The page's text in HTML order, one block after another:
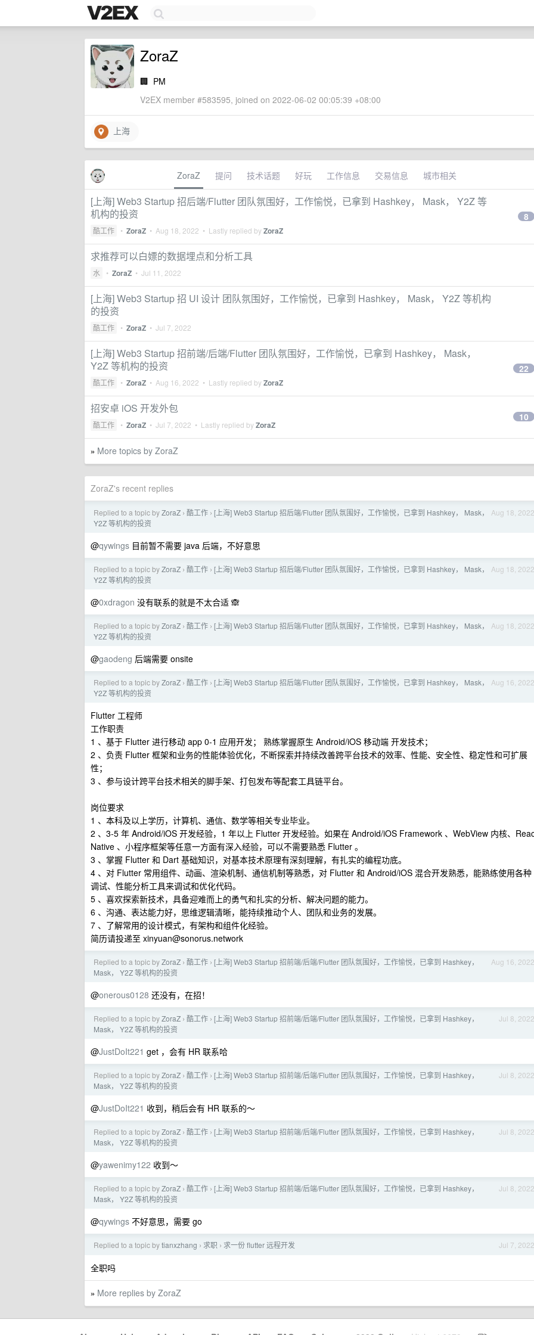
ZoraZ
🏢 PM
V2EX member #583595, joined on 2022-06-02 00:05:39 +08:00
上海
ZoraZ 提问 技术话题 好玩 工作信息 交易信息 城市相关
[上海] Web3 Startup 招后端/Flutter 团队氛围好，工作愉悦，已拿到 Hashkey， Mask， Y2Z 等
机构的投资
酷工作 • ZoraZ • Aug 18, 2022 • Lastly replied byZoraZ
8
求推荐可以白嫖的数据埋点和分析工具
水 • ZoraZ • Jul 11, 2022
[上海] Web3 Startup 招 UI 设计 团队氛围好，工作愉悦，已拿到 Hashkey， Mask， Y2Z 等机构
的投资
酷工作 • ZoraZ • Jul 7, 2022
[上海] Web3 Startup 招前端/后端/Flutter 团队氛围好，工作愉悦，已拿到 Hashkey， Mask，
Y2Z 等机构的投资
酷工作 • ZoraZ • Aug 16, 2022 • Lastly replied byZoraZ
22
招安卓 iOS 开发外包
酷工作 • ZoraZ • Jul 7, 2022 • Lastly replied byZoraZ
10
» More topics by ZoraZ
ZoraZ's recent replies
Aug 18, 2022
Replied to a topic byZoraZ › 酷工作 › [上海] Web3 Startup 招后端/Flutter 团队氛围好，工作愉悦，已拿到 Hashkey， Mask，
Y2Z 等机构的投资
@qywings 目前暂不需要 java 后端，不好意思
Aug 18, 2022
Replied to a topic byZoraZ › 酷工作 › [上海] Web3 Startup 招后端/Flutter 团队氛围好，工作愉悦，已拿到 Hashkey， Mask，
Y2Z 等机构的投资
@0xdragon 没有联系的就是不太合适 🙈
Aug 18, 2022
Replied to a topic byZoraZ › 酷工作 › [上海] Web3 Startup 招后端/Flutter 团队氛围好，工作愉悦，已拿到 Hashkey， Mask，
Y2Z 等机构的投资
@gaodeng 后端需要 onsite
Aug 16, 2022
Replied to a topic byZoraZ › 酷工作 › [上海] Web3 Startup 招后端/Flutter 团队氛围好，工作愉悦，已拿到 Hashkey， Mask，
Y2Z 等机构的投资
Flutter 工程师
工作职责
1 、基于 Flutter 进行移动 app 0-1 应用开发； 熟练掌握原生 Android/iOS 移动端 开发技术；
2 、负责 Flutter 框架和业务的性能体验优化，不断探索并持续改善跨平台技术的效率、性能、安全性、稳定性和可扩展
性；
3 、参与设计跨平台技术相关的脚手架、打包发布等配套工具链平台。
岗位要求
1 、本科及以上学历，计算机、通信、数学等相关专业毕业。
2 、3-5 年 Android/iOS 开发经验，1 年以上 Flutter 开发经验。如果在 Android/iOS Framework 、WebView 内核、
Native 、小程序框架等任意一方面有深入经验，可以不需要熟悉 Flutter 。
3 、掌握 Flutter 和 Dart 基础知识，对基本技术原理有深刻理解，有扎实的编程功底。
4 、对 Flutter 常用组件、动画、渲染机制、通信机制等熟悉，对 Flutter 和 Android/iOS 混合开发熟悉，能熟练使用各种
调试、性能分析工具来调试和优化代码。
5 、喜欢探索新技术，具备迎难而上的勇气和扎实的分析、解决问题的能力。
6 、沟通、表达能力好，思维逻辑清晰，能持续推动个人、团队和业务的发展。
7 、了解常用的设计模式，有架构和组件化经验。
简历请投递至 xinyuan@sonorus.network
Aug 16, 2022
Replied to a topic byZoraZ › 酷工作 › [上海] Web3 Startup 招前端/后端/Flutter 团队氛围好，工作愉悦，已拿到 Hashkey，
Mask， Y2Z 等机构的投资
@onerous0128 还没有，在招！
Jul 8, 2022
Replied to a topic byZoraZ › 酷工作 › [上海] Web3 Startup 招前端/后端/Flutter 团队氛围好，工作愉悦，已拿到 Hashkey，
Mask， Y2Z 等机构的投资
@JustDoIt221 get ，会有 HR 联系哈
Jul 8, 2022
Replied to a topic byZoraZ › 酷工作 › [上海] Web3 Startup 招前端/后端/Flutter 团队氛围好，工作愉悦，已拿到 Hashkey，
Mask， Y2Z 等机构的投资
@JustDoIt221 收到，稍后会有 HR 联系的～
Jul 8, 2022
Replied to a topic byZoraZ › 酷工作 › [上海] Web3 Startup 招前端/后端/Flutter 团队氛围好，工作愉悦，已拿到 Hashkey，
Mask， Y2Z 等机构的投资
@yawenimy122 收到～
Jul 8, 2022
Replied to a topic byZoraZ › 酷工作 › [上海] Web3 Startup 招前端/后端/Flutter 团队氛围好，工作愉悦，已拿到 Hashkey，
Mask， Y2Z 等机构的投资
@qywings 不好意思，需要 go
Jul 7, 2022
Replied to a topic bytianxzhang › 求职 › 求一份 flutter 远程开发
全职吗
» More replies by ZoraZ